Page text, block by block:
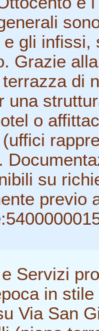
gli infissi,
Grazie
di
una
o
su
previo
Servizi
in
Via San